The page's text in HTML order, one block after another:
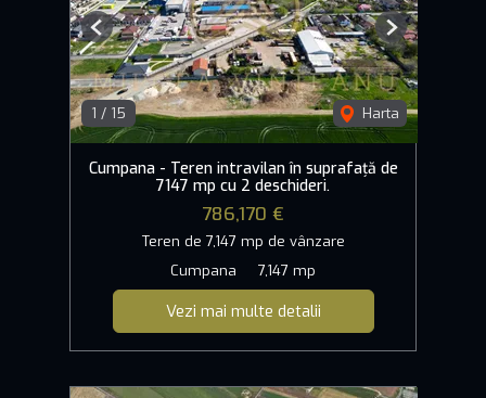
1 / 15 Harta
Previous Next
Cumpana - Teren intravilan în suprafață de
7147 mp cu 2 deschideri.
786,170 €
Teren de 7,147 mp de vânzare
Cumpana
7,147 mp
Vezi mai multe detalii